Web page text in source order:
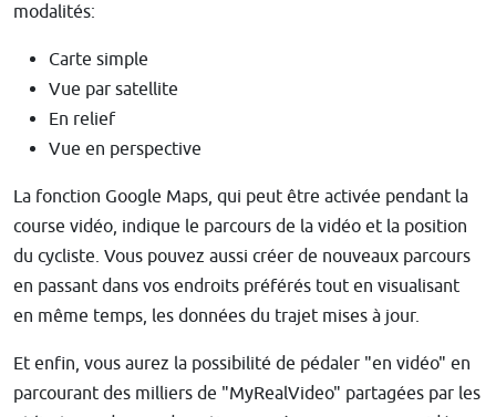
modalités:
Carte simple
Vue par satellite
En relief
Vue en perspective
La fonction Google Maps, qui peut être activée pendant la
course vidéo, indique le parcours de la vidéo et la position
du cycliste. Vous pouvez aussi créer de nouveaux parcours
en passant dans vos endroits préférés tout en visualisant
en même temps, les données du trajet mises à jour.
Et enfin, vous aurez la possibilité de pédaler "en vidéo" en
parcourant des milliers de "MyRealVideo" partagées par les